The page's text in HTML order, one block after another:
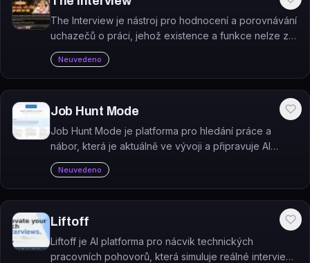
The Interview je nástroj pro hodnocení a porovnávání
uchazečů o práci, jehož existence a funkce nelze z
dostupných zdrojů ověřit.
Neuvedeno
Job Hunt Mode
Job Hunt Mode je platforma pro hledání práce a
nábor, která je aktuálně ve vývoji a připravuje AI
nástroje pro uchazeče o práci, hiring manažery,
recruitery a personální agentury.
Neuvedeno
Liftoff
Liftoff je AI platforma pro nácvik technických
pracovních pohovorů, která simuluje reálné interview